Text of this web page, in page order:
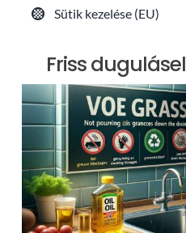
Sütik kezelése (EU)
Friss